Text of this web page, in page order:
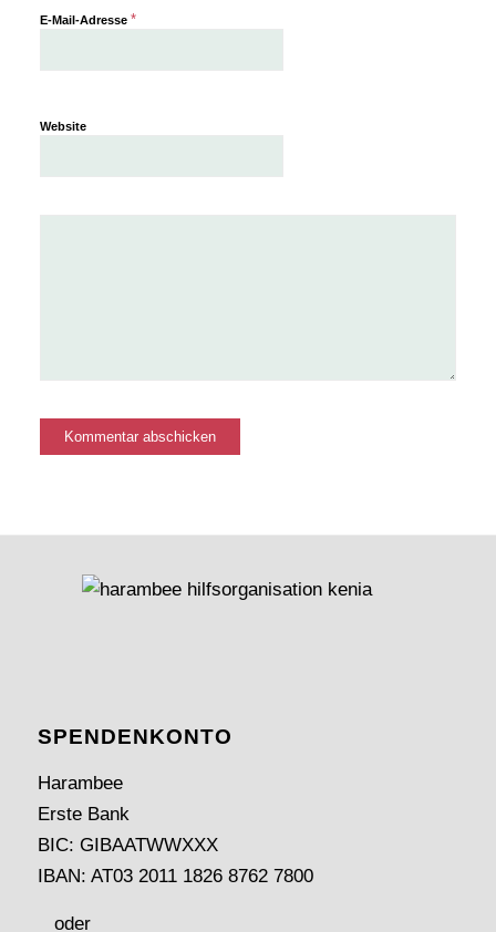
E-Mail-Adresse *
Website
SPENDEN­KONTO
Harambee
Erste Bank
BIC: GIBAATWWXXX
IBAN: AT03 2011 1826 8762 7800
oder